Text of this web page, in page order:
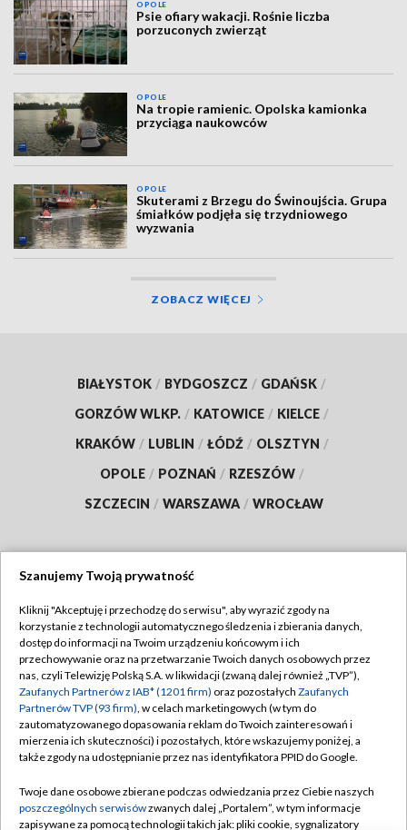
OPOLE
Psie ofiary wakacji. Rośnie liczba
porzuconych zwierząt
OPOLE
Na tropie ramienic. Opolska kamionka
przyciąga naukowców
OPOLE
Skuterami z Brzegu do Świnoujścia. Grupa
śmiałków podjęła się trzydniowego
wyzwania
ZOBACZ WIĘCEJ
BIAŁYSTOK / BYDGOSZCZ / GDAŃSK /
GORZÓW WLKP. / KATOWICE / KIELCE /
KRAKÓW / LUBLIN / ŁÓDŹ / OLSZTYN /
OPOLE / POZNAŃ / RZESZÓW /
SZCZECIN / WARSZAWA / WROCŁAW
TVP
Abonament TVP
Emisja w TVP
Centrum informacji TVP
Naziemna Telewizja Cyfrowa
Rada Programowa
Regulamin TVP
Polityka prywatności
Moje zgody
Pomoc
Kontakt
Szanujemy Twoją prywatność
Kliknij "Akceptuję i przechodzę do serwisu", aby wyrazić zgody na
korzystanie z technologii automatycznego śledzenia i zbierania danych,
dostęp do informacji na Twoim urządzeniu końcowym i ich
przechowywanie oraz na przetwarzanie Twoich danych osobowych przez
nas, czyli Telewizję Polską S.A. w likwidacji (zwaną dalej również „TVP”),
Zaufanych Partnerów z IAB* (1201 firm) oraz pozostałych Zaufanych
Partnerów TVP (93 firm), w celach marketingowych (w tym do
zautomatyzowanego dopasowania reklam do Twoich zainteresowań i
mierzenia ich skuteczności) i pozostałych, które wskazujemy poniżej, a
także zgody na udostępnianie przez nas identyfikatora PPID do Google.
Twoje dane osobowe zbierane podczas odwiedzania przez Ciebie naszych
poszczególnych serwisówzwanych dalej „Portalem”, w tym informacje
zapisywane za pomocą technologii takich jak: pliki cookie, sygnalizatory